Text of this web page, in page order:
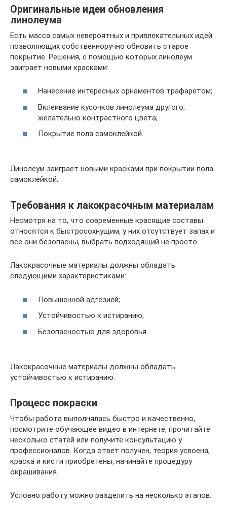
Оригинальные идеи обновления
линолеума
Есть масса самых невероятных и привлекательных идей
позволяющих собственноручно обновить старое
покрытие. Решения, с помощью которых линолеум
заиграет новыми красками:
Нанесение интересных орнаментов трафаретом;
Вклеивание кусочков линолеума другого,
желательно контрастного цвета;
Покрытие пола самоклейкой.
Линолеум заиграет новыми красками при покрытии пола
самоклейкой.
Требования к лакокрасочным материалам
Несмотря на то, что современные красящие составы
относятся к быстросохнущим, у них отсутствует запах и
все они безопасны, выбрать подходящий не просто.
Лакокрасочные материалы должны обладать
следующими характеристиками:
Повышенной адгезией;
Устойчивостью к истиранию;
Безопасностью для здоровья.
Лакокрасочные материалы должны обладать
устойчивостью к истиранию.
Процесс покраски
Чтобы работа выполнялась быстро и качественно,
посмотрите обучающее видео в интернете, прочитайте
несколько статей или получите консультацию у
профессионалов. Когда ответ получен, теория усвоена,
краска и кисти приобретены, начинайте процедуру
окрашивания.
Условно работу можно разделить на несколько этапов: